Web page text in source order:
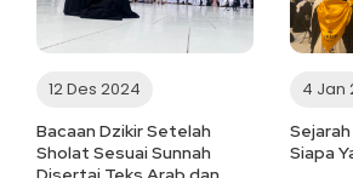
12 Des 2024
Bacaan Dzikir Setelah
Sholat Sesuai Sunnah
4 Jan
Siapa